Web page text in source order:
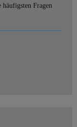
Fragen